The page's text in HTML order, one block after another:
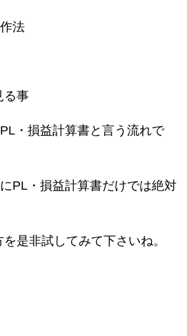
法
る事
・損益計算書と言う流れで
PL・損益計算書だけでは絶対
是非試してみて下さいね。